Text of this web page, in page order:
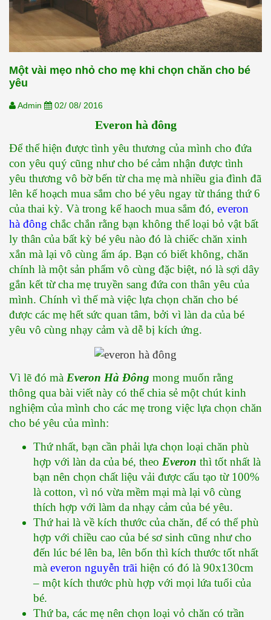
Một vài mẹo nhỏ cho mẹ khi chọn chăn cho bé
yêu
Admin 02/ 08/ 2016
Everon hà đông
Để thể hiện được tình yêu thương của mình cho đứa
con yêu quý cũng như cho bé cảm nhận được tình
yêu thương vô bờ bến từ cha mẹ mà nhiều gia đình đã
lên kế hoạch mua sắm cho bé yêu ngay từ tháng thứ 6
của thai kỳ. Và trong kế haoch mua sắm đó, everon
hà đông chắc chắn rằng bạn không thể loại bỏ vật bất
ly thân của bất kỳ bé yêu nào đó là chiếc chăn xinh
xắn mà lại vô cùng ấm áp. Bạn có biết không, chăn
chính là một sản phẩm vô cùng đặc biệt, nó là sợi dây
gắn kết từ cha mẹ truyền sang đứa con thân yêu của
mình. Chính vì thế mà việc lựa chọn chăn cho bé
được các mẹ hết sức quan tâm, bởi vì làn da của bé
yêu vô cùng nhạy cảm và dễ bị kích ứng.
Vì lẽ đó mà Everon Hà Đông mong muốn rằng
thông qua bài viết này có thể chia sẻ một chút kinh
nghiệm của mình cho các mẹ trong việc lựa chọn chăn
cho bé yêu của mình:
Thứ nhất, bạn cần phải lựa chọn loại chăn phù
hợp với làn da của bé, theo Everon thì tốt nhất là
bạn nên chọn chất liệu vải được cấu tạo từ 100%
là cotton, vì nó vừa mềm mại mà lại vô cùng
thích hợp với làm da nhạy cảm của bé yêu.
Thứ hai là về kích thước của chăn, để có thể phù
hợp với chiều cao của bé sơ sinh cũng như cho
đến lúc bé lên ba, lên bốn thì kích thước tốt nhất
mà everon nguyễn trãi hiện có đó là 90x130cm
– một kích thước phù hợp với mọi lứa tuổi của
bé.
Thứ ba, các mẹ nên chọn loại vỏ chăn có trần